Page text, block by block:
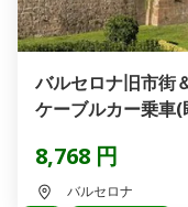
バルセロナ旧市街
ケーブルカー乗車
8,768 円
バルセロナ